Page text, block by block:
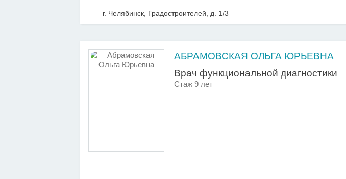
г. Челябинск, Градостроителей, д. 1/3
АБРАМОВСКАЯ ОЛЬГА ЮРЬЕВНА
Врач функциональной диагностики
Стаж 9 лет